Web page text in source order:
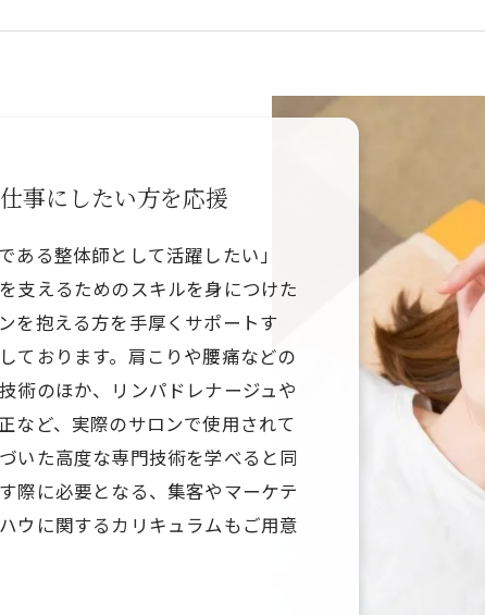
事にしたい方を応援
ある整体師として活躍したい」
支えるためのスキルを身につけた
を抱える方を手厚くサポートす
ております。肩こりや腰痛などの
術のほか、リンパドレナージュや
など、実際のサロンで使用されて
いた高度な専門技術を学べると同
際に必要となる、集客やマーケテ
ウに関するカリキュラムもご用意